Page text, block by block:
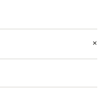
+